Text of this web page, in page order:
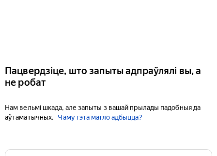
Пацвердзіце, што запыты адпраўлялі вы, а
не робат
Нам вельмі шкада, але запыты з вашай прылады падобныя да
аўтаматычных.
Чаму гэта магло адбыцца?